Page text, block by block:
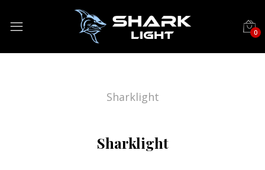
0
Sharklight
Sharklight